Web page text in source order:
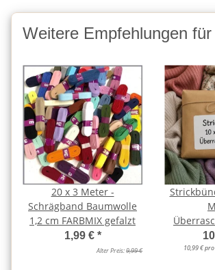
Weitere Empfehlungen für
20 x 3 Meter -
Schrägband Baumwolle
1,2 cm FARBMIX gefalzt
1,99 € *
Alter Preis:9,99 € 10,99 €